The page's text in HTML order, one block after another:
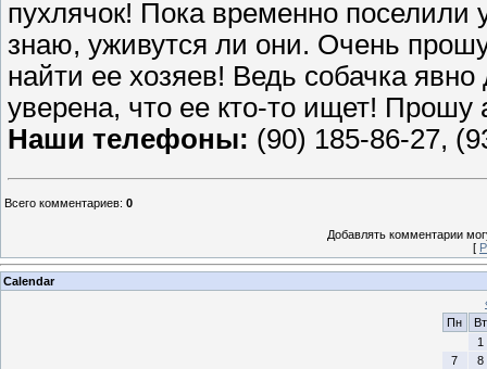
пухлячок! Пока временно
знаю, уживутся ли они. Очень
найти ее хозяев! Ведь собачка
уверена, что ее кто-то ищет! Прошу
Наши телефоны: (90) 185-86-27,
Всего комментариев: 0
Добавлять комментарии
[
Calendar
Пн
Вт
1
7
8